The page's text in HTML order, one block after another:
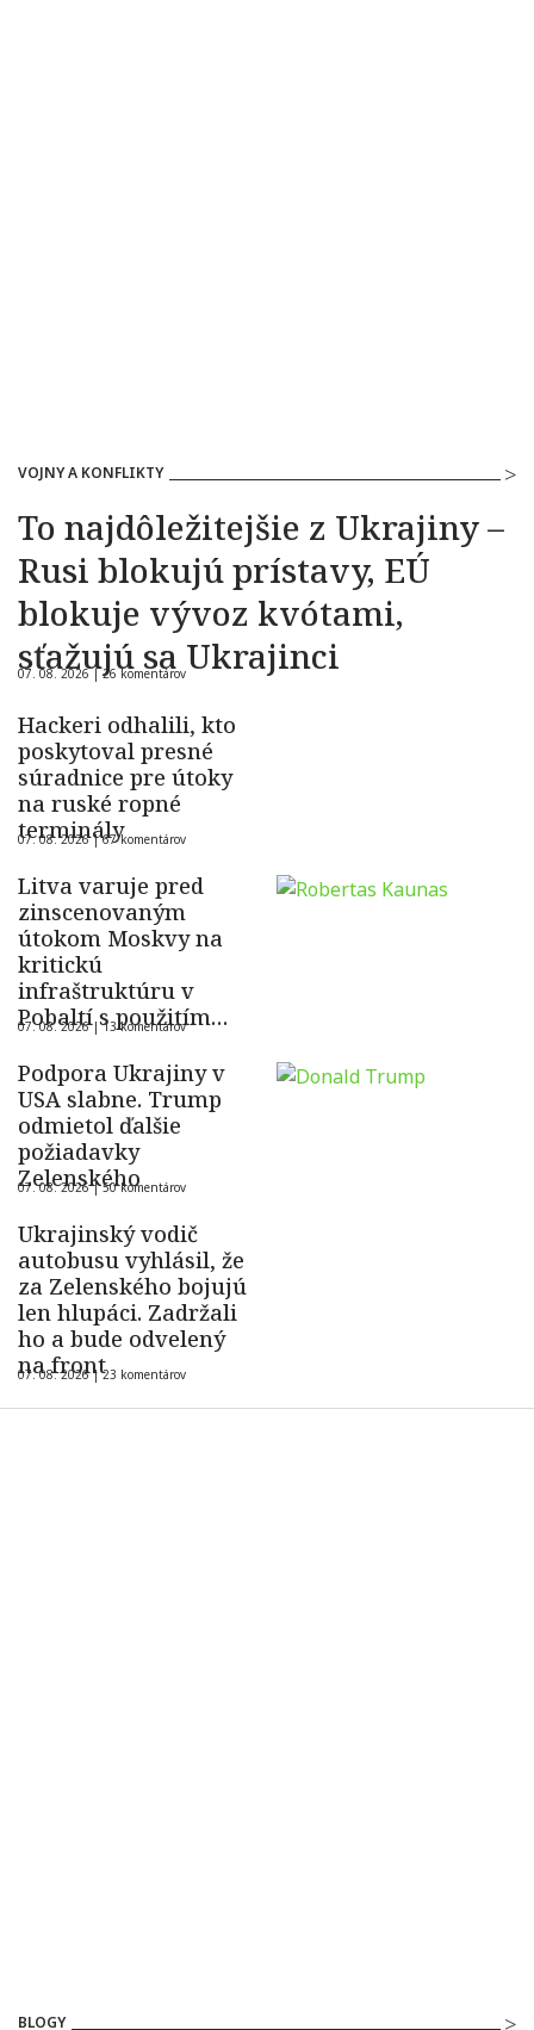
VOJNY A KONFLIKTY
To najdôležitejšie z Ukrajiny –
Rusi blokujú prístavy, EÚ
blokuje vývoz kvótami,
sťažujú sa Ukrajinci
07. 08. 2026 |26 komentárov
Hackeri odhalili, kto
poskytoval presné
súradnice pre útoky
na ruské ropné
terminály
07. 08. 2026 |67 komentárov
Litva varuje pred
zinscenovaným
útokom Moskvy na
kritickú
infraštruktúru v
Pobaltí s použitím
ukrajinského dronu
07. 08. 2026 |13 komentárov
Podpora Ukrajiny v
USA slabne. Trump
odmietol ďalšie
požiadavky
Zelenského
07. 08. 2026 |50 komentárov
Ukrajinský vodič
autobusu vyhlásil, že
za Zelenského bojujú
len hlupáci. Zadržali
ho a bude odvelený
na front
07. 08. 2026 |23 komentárov
BLOGY